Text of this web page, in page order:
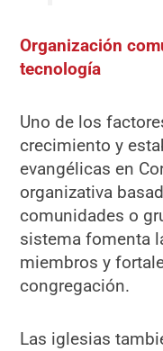
Organización
tecnología
Uno de los
crecimiento y
evangélicas en
organizativa
comunidades o
sistema fomenta
miembros y
congregación.
Las iglesias